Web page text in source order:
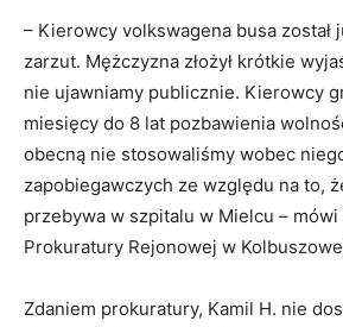
– Kierowcy volkswagena busa został
zarzut. Mężczyzna złożył krótkie
nie ujawniamy publicznie. Kierowcy
miesięcy do 8 lat pozbawienia
obecną nie stosowaliśmy wobec
zapobiegawczych ze względu na to,
przebywa w szpitalu w Mielcu – mówi
Prokuratury Rejonowej w
Zdaniem prokuratury, Kamil H. nie